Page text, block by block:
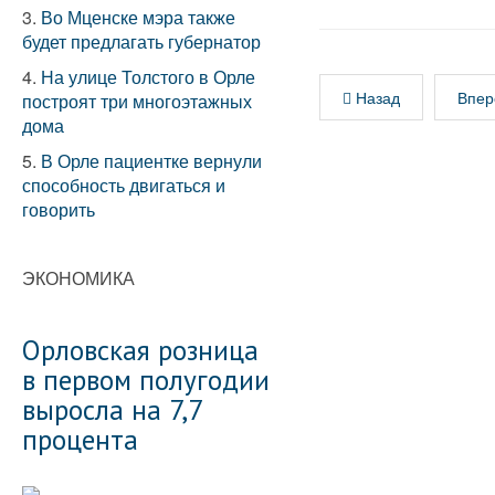
Назад
3. Во Мценске мэра также
будет предлагать губернатор
4. На улице Толстого в Орле
построят три многоэтажных
дома
5. В Орле пациентке вернули
способность двигаться и
говорить
ЭКОНОМИКА
Орловская розница
в первом полугодии
выросла на 7,7
процента